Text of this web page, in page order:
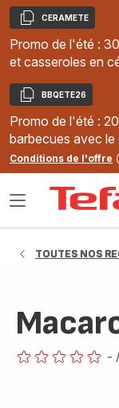
Copier
CERAMETE
Promo de l'été :
et casseroles en
Copier
BBQETE26
Promo de l'été :
barbecues avec
Conditions de l'offre
Ouvrir
TOUTES NOS
-